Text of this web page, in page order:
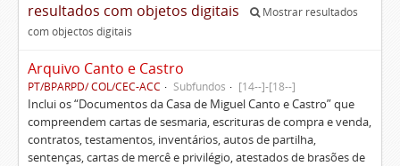
resultados com objetos digitais
Mostrar resultados
com objectos digitais
Arquivo Canto e Castro
PT/BPARPD/ COL/CEC-ACC Subfundos [14--]-[18--]
Inclui os “Documentos da Casa de Miguel Canto e Castro” que
compreendem cartas de sesmaria, escrituras de compra e venda,
contratos, testamentos, inventários, autos de partilha,
sentenças, cartas de mercê e privilégio, atestados de brasões de